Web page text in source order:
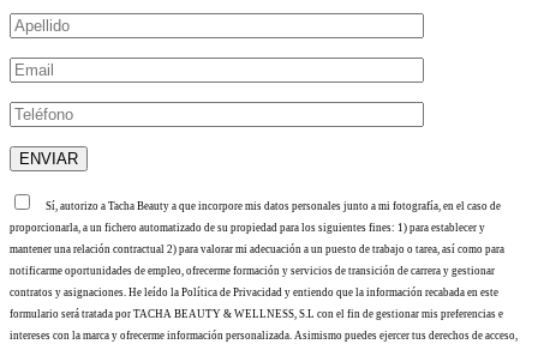
Sí, autorizo a Tacha Beauty a que incorpore mis datos personales junto a mi fotografía, en el caso de
proporcionarla, a un fichero automatizado de su propiedad para los siguientes fines: 1) para establecer y
mantener una relación contractual 2) para valorar mi adecuación a un puesto de trabajo o tarea, así como para
notificarme oportunidades de empleo, ofrecerme formación y servicios de transición de carrera y gestionar
contratos y asignaciones. He leído la Política de Privacidad y entiendo que la información recabada en este
formulario será tratada por TACHA BEAUTY & WELLNESS, S.L con el fin de gestionar mis preferencias e
intereses con la marca y ofrecerme información personalizada. Asimismo puedes ejercer tus derechos de acceso,